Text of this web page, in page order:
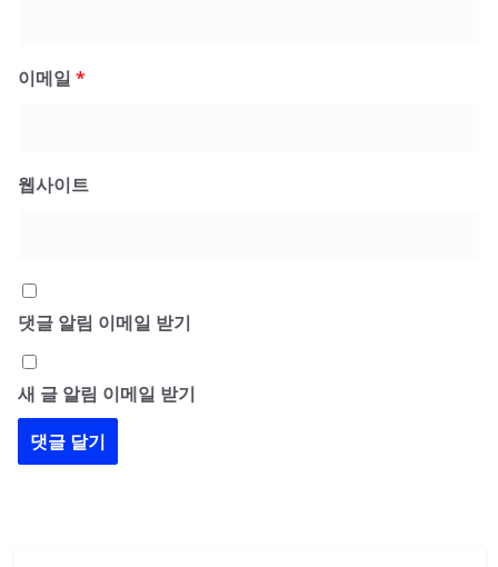
이메일 *
웹사이트
댓글 알림 이메일 받기
새 글 알림 이메일 받기